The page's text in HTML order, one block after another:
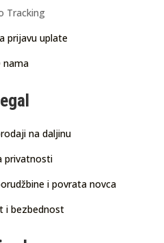
Tracking
prijavu uplate
nama
na daljinu
privatnosti
i povrata novca
i bezbednost